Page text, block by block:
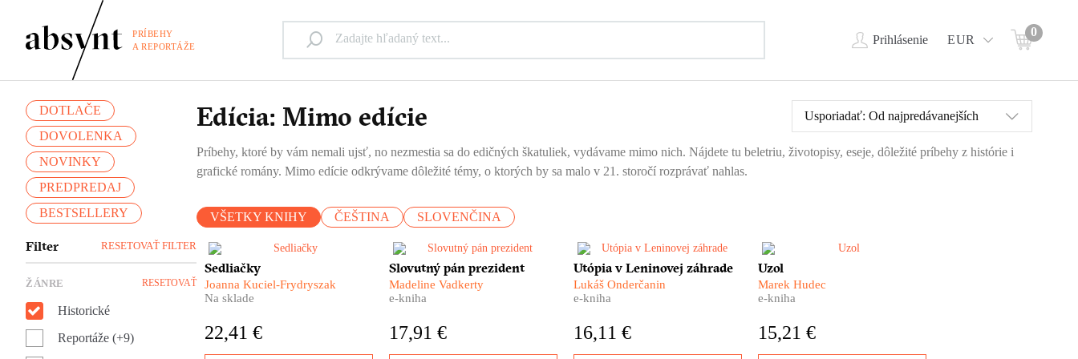
PRÍBEHY
A REPORTÁŽE
Prihlásenie EUR
0
DOTLAČE
DOVOLENKA
NOVINKY
PREDPREDAJ
BESTSELLERY
Filter RESETOVAŤ FILTER
ŽÁNRE RESETOVAŤ
Historické
Reportáže (+9)
Edícia: Mimo edície
Príbehy, ktoré by vám nemali ujsť, no nezmestia sa do edičných škatuliek, vydávame mimo nich. Nájdete tu beletriu, životopisy, eseje, dôležité príbehy z histórie i
grafické romány. Mimo edície odkrývame dôležité témy, o ktorých by sa malo v 21. storočí rozprávať nahlas.
VŠETKY KNIHY ČEŠTINA SLOVENČINA
Usporiadať: Od najpredávanejších
Joanna Kuciel-Frydryszak nám
v knihe Sedliačky ponúka
dojemný a mimoriadne silný
krajinu. Sú to naše babky a
Sedliačky
Joanna Kuciel-Frydryszak
Na sklade
22,41 €
Zúfalí ľudia píšu prezidentovi
Tisovi. Žiadajú ho o pomoc. O
záchranu života. A čo na to on?
archívoch stovky osobných
Slovutný pán prezident
Madeline Vadkerty
e-kniha
17,91 €
Nie je to žiadna fatamorgána –
pred očami sa im skutočne
črtajú obrysy vysnívaného raja.
vyrážajú za volaním svojho
Utópia v Leninovej záhrade
Lukáš Onderčanin
e-kniha
16,11 €
Hlavnou postavou tejto knihy
je mesto. Spálené mesto. Mesto
z prachu, popola a ruín. Marek
skúma rany, ktoré na Nových
Uzol
Marek Hudec
e-kniha
15,21 €